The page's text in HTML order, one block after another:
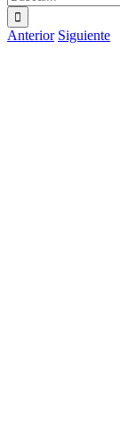
Anterior Siguiente